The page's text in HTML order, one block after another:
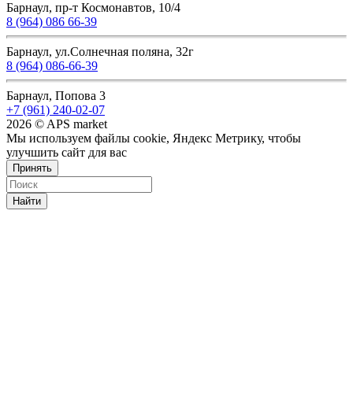
Барнаул, пр-т Космонавтов, 10/4
8 (964) 086 66-39
Барнаул, ул.Солнечная поляна, 32г
8 (964) 086-66-39
Барнаул, Попова 3
+7 (961) 240-02-07
2026 © APS market
Мы используем файлы cookie, Яндекс Метрику, чтобы
улучшить сайт для вас
Принять
Найти